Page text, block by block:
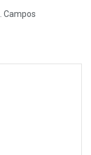
Campos